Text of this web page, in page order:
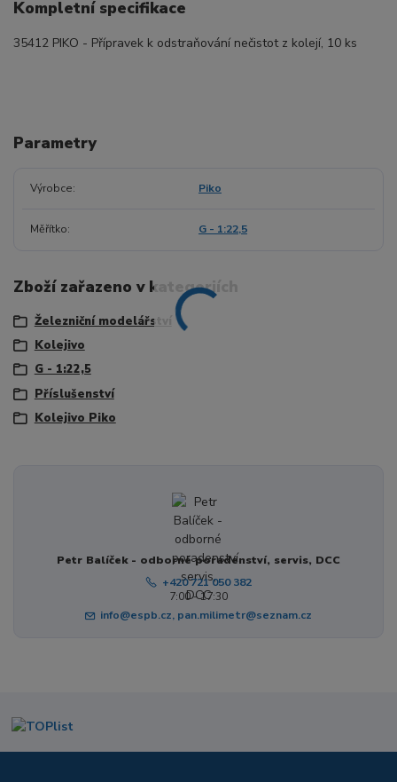
Kompletní specifikace
35412 PIKO - Přípravek k odstraňování nečistot z kolejí, 10 ks
Parametry
Výrobce Piko
Měřítko G - 1:22,5
Zboží zařazeno v kategoriích
Železniční modelářství
Kolejivo
G - 1:22,5
Příslušenství
Kolejivo Piko
Petr Balíček - odborné poradenství, servis, DCC
+420 721 050 382
7:00 - 17:30
info@espb.cz, pan.milimetr@seznam.cz